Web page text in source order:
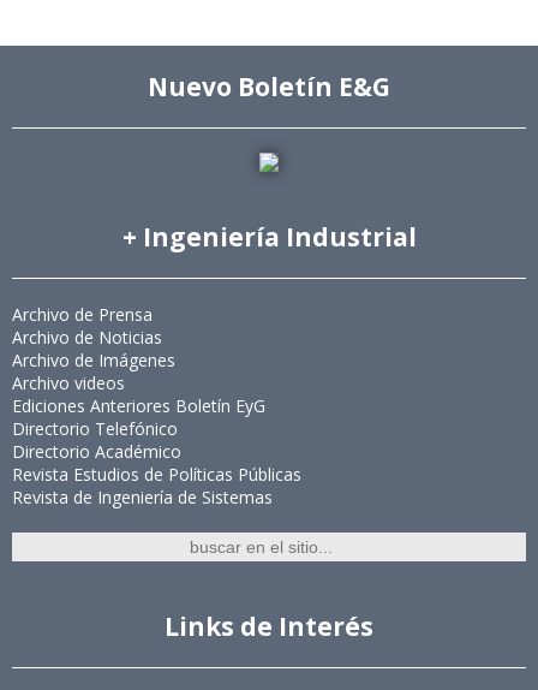
Nuevo Boletín E&G
+ Ingeniería Industrial
Archivo de Prensa
Archivo de Noticias
Archivo de Imágenes
Archivo videos
Ediciones Anteriores Boletín EyG
Directorio Telefónico
Directorio Académico
Revista Estudios de Políticas Públicas
Revista de Ingeniería de Sistemas
Links de Interés